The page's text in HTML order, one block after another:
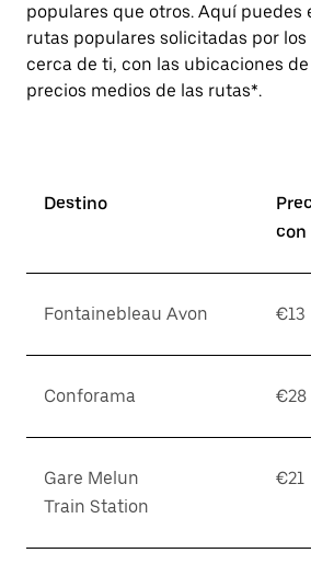
populares que otros. Aquí puedes
rutas populares solicitadas por los
cerca de ti, con las ubicaciones
precios medios de las rutas*.
Destino
con
Fontainebleau Avon €13
Conforama €28
Gare Melun
Train Station
€21